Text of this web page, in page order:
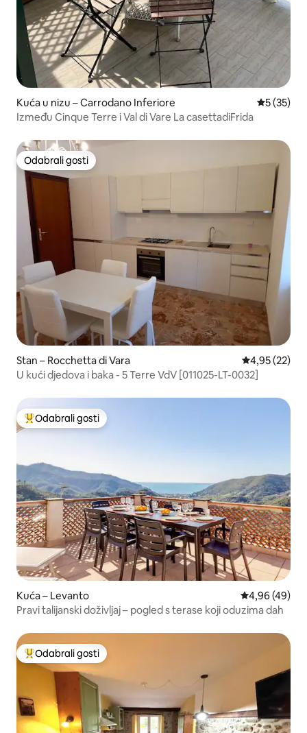
Kuća u nizu – Carrodano Inferiore Prosječna
5 (35)
Između Cinque Terre i Val di Vare La casettadiFrida
Odabrali gosti
Odabrali gosti
Stan – Rocchetta di Vara Prosječna
4,95 (22)
U kući djedova i baka - 5 Terre VdV [011025-LT-0032]
Među najviše rangiranima s oznakom „Odabrali gosti”
Odabrali gosti
Kuća – Levanto Prosječna
4,96 (49)
Pravi talijanski doživljaj – pogled s terase koji oduzima dah
Među najviše rangiranima s oznakom „Odabrali gosti”
Odabrali gosti